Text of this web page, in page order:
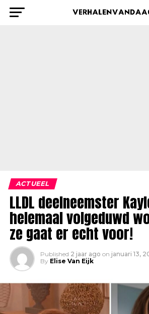
ACTUEEL
LLDL deelneemster
helemaal volgeduwd
ze gaat er echt voor!
Published 2 jaar ago on januari 13,
By Elise Van Eijk